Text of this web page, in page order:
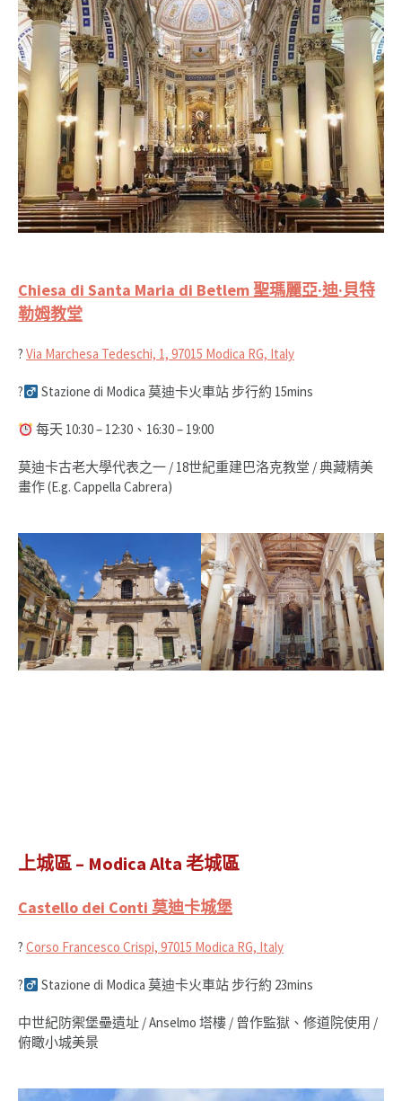
Chiesa di Santa Maria di Betlem 聖瑪麗亞·迪·貝特
勒姆教堂
? Via Marchesa Tedeschi, 1, 97015 Modica RG, Italy
?‍ Stazione di Modica 莫迪卡火車站 步行約 15mins
每天 10:30 – 12:30、16:30 – 19:00
莫迪卡古老大學代表之一 / 18世紀重建巴洛克教堂 / 典藏精美
畫作 (E.g. Cappella Cabrera)
上城區 – Modica Alta 老城區
Castello dei Conti 莫迪卡城堡
? Corso Francesco Crispi, 97015 Modica RG, Italy
?‍ Stazione di Modica 莫迪卡火車站 步行約 23mins
中世紀防禦堡壘遺址 / Anselmo 塔樓 / 曾作監獄、修道院使用 /
俯瞰小城美景